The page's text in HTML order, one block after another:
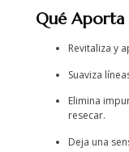
Qué Aporta
Revitaliza y
Suaviza
Elimina
resecar.
Deja una